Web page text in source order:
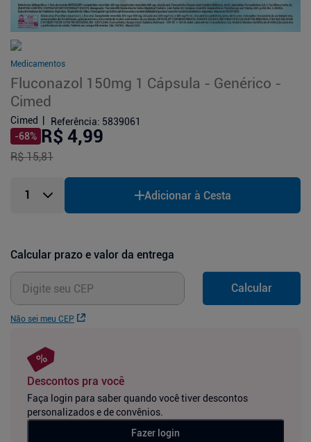
Medicamentos
Fluconazol 150mg 1 Cápsula - Genérico -
Cimed
Cimed Referência: 5839061
-68% R$ 4,99
R$ 15,81
Adicionar à Cesta
Calcular prazo e valor da entrega
Não sei meu CEP
Calcular
Descontos pra você
Faça login para saber quando você tiver descontos
personalizados e de convênios.
Fazer login